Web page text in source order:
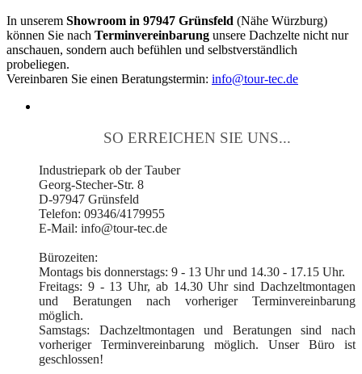
In unserem Showroom in 97947 Grünsfeld (Nähe Würzburg)
können Sie nach Terminvereinbarung unsere Dachzelte nicht nur
anschauen, sondern auch befühlen und selbstverständlich
probeliegen.
Vereinbaren Sie einen Beratungstermin: info@tour-tec.de
SO ERREICHEN SIE UNS...
Industriepark ob der Tauber
Georg-Stecher-Str. 8
D-97947 Grünsfeld
Telefon: 09346/4179955
E-Mail: info@tour-tec.de
Bürozeiten:
Montags bis donnerstags: 9 - 13 Uhr und 14.30 - 17.15 Uhr.
Freitags: 9 - 13 Uhr, ab 14.30 Uhr sind Dachzeltmontagen
und Beratungen nach vorheriger Terminvereinbarung
möglich.
Samstags: Dachzeltmontagen und Beratungen sind nach
vorheriger Terminvereinbarung möglich. Unser Büro ist
geschlossen!